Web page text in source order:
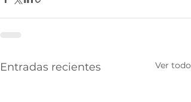
Entradas recientes Ver todo